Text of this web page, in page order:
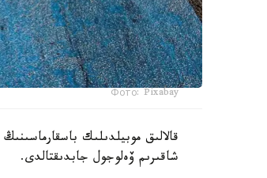
Фото: Pixabay
شاقىرىم ۆەلوجول جابدىقتالدى.